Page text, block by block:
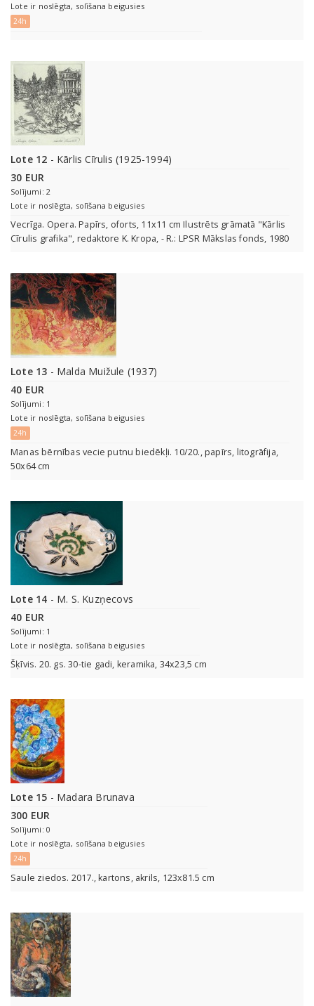
Lote ir noslēgta, solīšana beigusies
24h
Lote 12 - Kārlis Cīrulis (1925-1994)
30 EUR
Solījumi: 2
Lote ir noslēgta, solīšana beigusies
Vecrīga. Opera. Papīrs, oforts, 11x11 cm Ilustrēts grāmatā "Kārlis
Cīrulis grafika", redaktore K. Kropa, - R.: LPSR Mākslas fonds, 1980
Lote 13 - Malda Muižule (1937)
40 EUR
Solījumi: 1
Lote ir noslēgta, solīšana beigusies
24h
Manas bērnības vecie putnu biedēkļi. 10/20., papīrs, litogrāfija,
50x64 cm
Lote 14 - M. S. Kuzņecovs
40 EUR
Solījumi: 1
Lote ir noslēgta, solīšana beigusies
Šķīvis. 20. gs. 30-tie gadi, keramika, 34x23,5 cm
Lote 15 - Madara Brunava
300 EUR
Solījumi: 0
Lote ir noslēgta, solīšana beigusies
24h
Saule ziedos. 2017., kartons, akrils, 123x81.5 cm